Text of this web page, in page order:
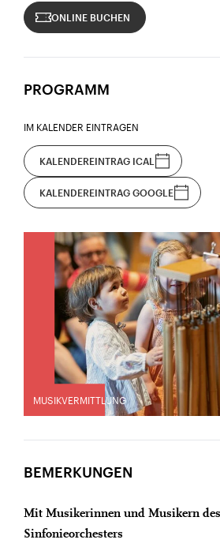
ONLINE BUCHEN
PROGRAMM
IM KALENDER EINTRAGEN
KALENDEREINTRAG ICAL
KALENDEREINTRAG GOOGLE
MUSIKVERMITTLUNG
BEMERKUNGEN
Mit Musikerinnen und Musikern
Sinfonieorchesters